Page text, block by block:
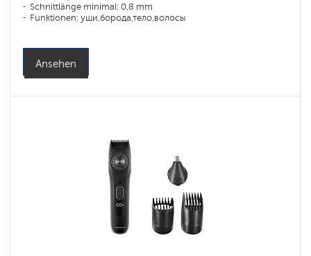
Schnittlänge minimal: 0,8 mm
Funktionen: уши,борода,тело,волосы
Ansehen